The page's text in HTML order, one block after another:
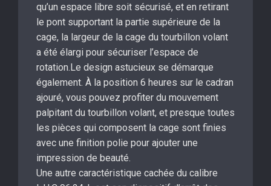
qu’un espace libre soit sécurisé, et en retirant
le pont supportant la partie supérieure de la
cage, la largeur de la cage du tourbillon volant
a été élargi pour sécuriser l’espace de
rotation.Le design astucieux se démarque
également. À la position 6 heures sur le cadran
ajouré, vous pouvez profiter du mouvement
palpitant du tourbillon volant, et presque toutes
les pièces qui composent la cage sont finies
avec une finition polie pour ajouter une
impression de beauté.
Une autre caractéristique cachée du calibre